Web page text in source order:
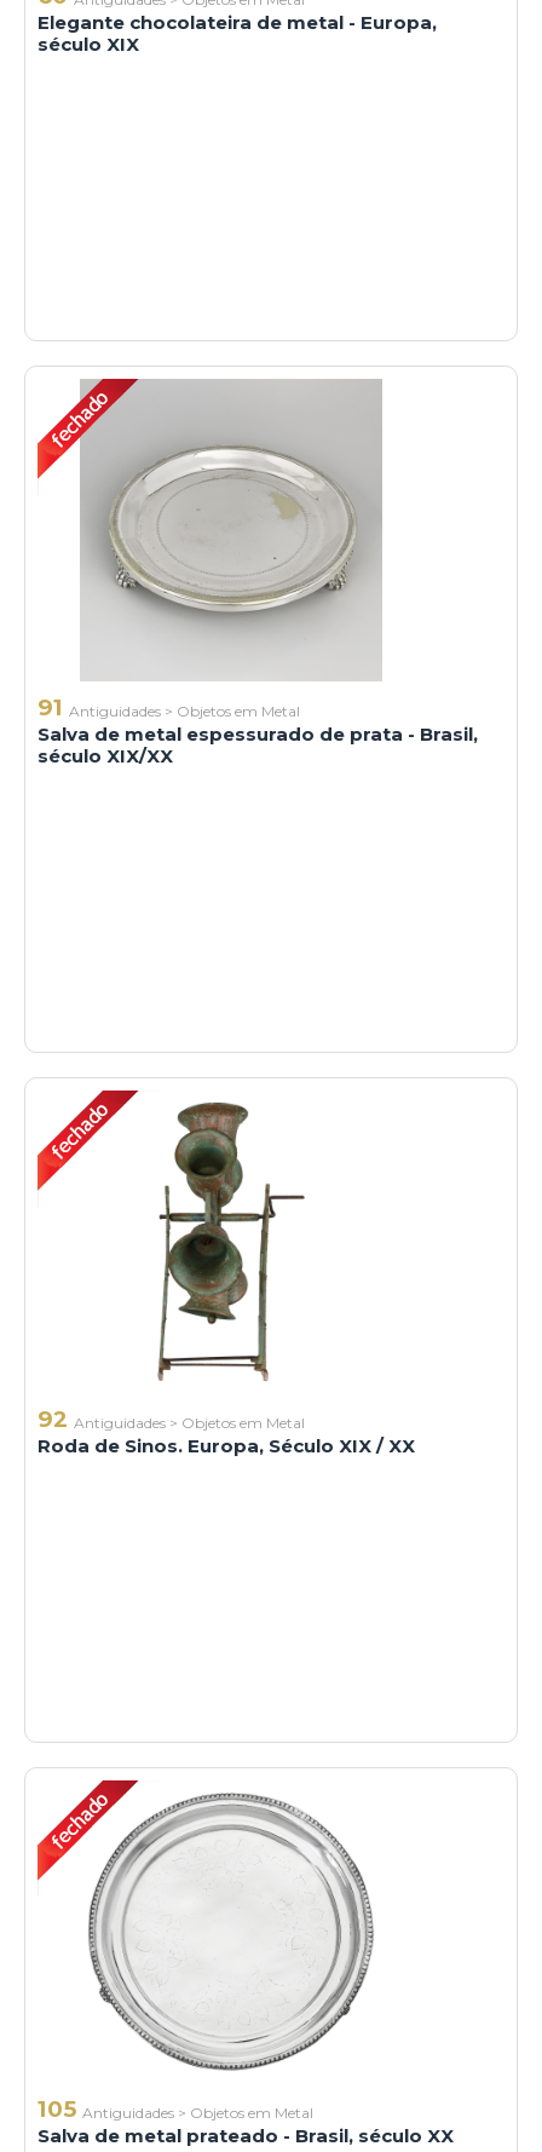
Elegante chocolateira de metal - Europa,
século XIX
91 Antiguidades > Objetos em Metal
Salva de metal espessurado de prata - Brasil,
século XIX/XX
92 Antiguidades > Objetos em Metal
Roda de Sinos. Europa, Século XIX / XX
105 Antiguidades > Objetos em Metal
Salva de metal prateado - Brasil, século XX